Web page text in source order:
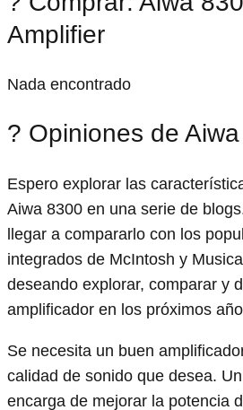
Amplifier
Nada encontrado
? Opiniones de Aiwa
Espero explorar las
Aiwa 8300 en una serie de
llegar a compararlo con los
integrados de McIntosh y
deseando explorar, comparar y
amplificador en los próximos
Se necesita un buen
calidad de sonido que desea.
encarga de mejorar la potencia